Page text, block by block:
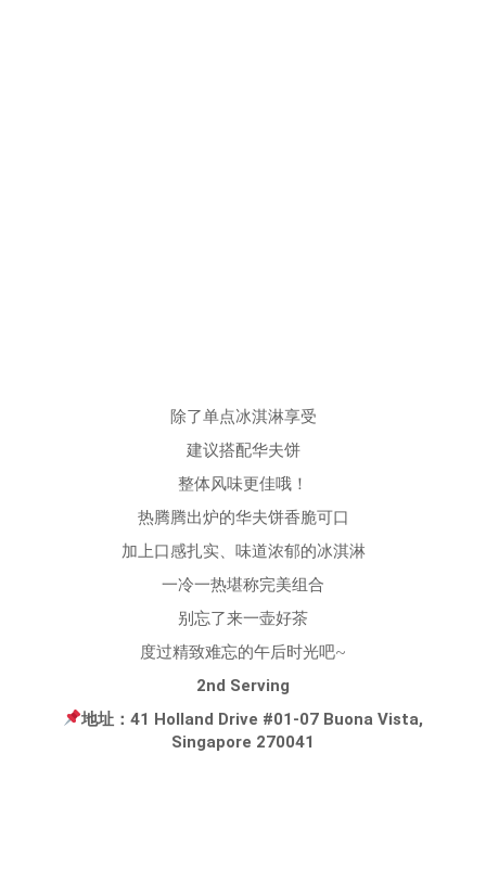
除了单点冰淇淋享受
建议搭配华夫饼
整体风味更佳哦！
热腾腾出炉的华夫饼香脆可口
加上口感扎实、味道浓郁的冰淇淋
一冷一热堪称完美组合
别忘了来一壶好茶
度过精致难忘的午后时光吧~
2nd Serving
地址：41 Holland Drive #01-07 Buona Vista,
Singapore 270041